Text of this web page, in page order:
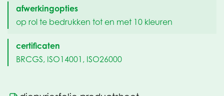
afwerkingopties
op rol te bedrukken tot en met 10 kleuren
certificaten
BRCGS, ISO14001, ISO26000